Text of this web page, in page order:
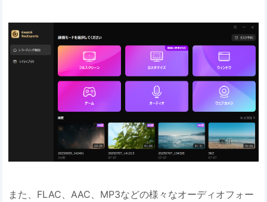
また、FLAC、AAC、MP3などの様々なオーディオフォー